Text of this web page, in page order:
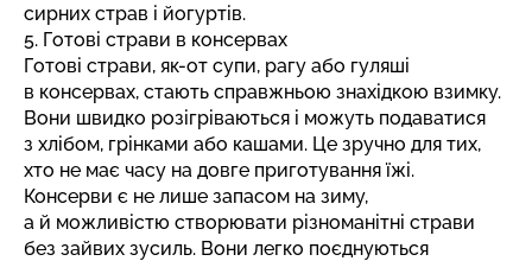
сирних страв і йогуртів.
5. Готові страви в консервах
Готові страви, як-от супи, рагу або гуляші
в консервах, стають справжньою знахідкою взимку.
Вони швидко розігріваються і можуть подаватися
з хлібом, грінками або кашами. Це зручно для тих,
хто не має часу на довге приготування їжі.
Консерви є не лише запасом на зиму,
а й можливістю створювати різноманітні страви
без зайвих зусиль. Вони легко поєднуються